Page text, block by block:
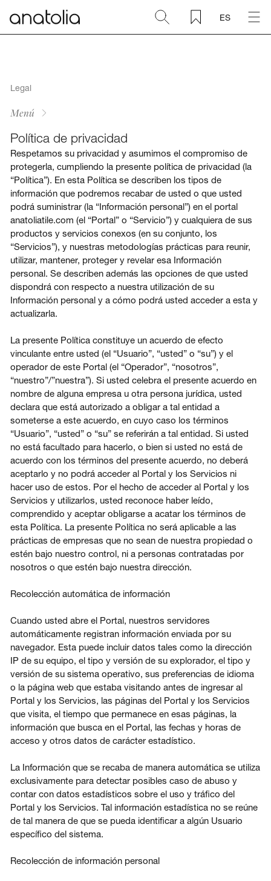
ES
Piedra natural
Mosaicos
Accesorios
Descubra
Revista
Acceso
Contáctenos
Suscribir
Política de privacidad
Respetamos su privacidad y asumimos el compromiso de
protegerla, cumpliendo la presente política de privacidad (la
“Política”). En esta Política se describen los tipos de
información que podremos recabar de usted o que usted
podrá suministrar (la “Información personal”) en el portal
anatoliatile.com (el “Portal” o “Servicio”) y cualquiera de sus
productos y servicios conexos (en su conjunto, los
“Servicios”), y nuestras metodologías prácticas para reunir,
utilizar, mantener, proteger y revelar esa Información
personal. Se describen además las opciones de que usted
dispondrá con respecto a nuestra utilización de su
Información personal y a cómo podrá usted acceder a esta y
actualizarla.
La presente Política constituye un acuerdo de efecto
vinculante entre usted (el “Usuario”, “usted” o “su”) y el
operador de este Portal (el “Operador”, “nosotros”,
“nuestro”/”nuestra”). Si usted celebra el presente acuerdo en
nombre de alguna empresa u otra persona jurídica, usted
declara que está autorizado a obligar a tal entidad a
someterse a este acuerdo, en cuyo caso los términos
“Usuario”, “usted” o “su” se referirán a tal entidad. Si usted
no está facultado para hacerlo, o bien si usted no está de
acuerdo con los términos del presente acuerdo, no deberá
aceptarlo y no podrá acceder al Portal y los Servicios ni
hacer uso de estos. Por el hecho de acceder al Portal y los
Servicios y utilizarlos, usted reconoce haber leído,
comprendido y aceptar obligarse a acatar los términos de
esta Política. La presente Política no será aplicable a las
prácticas de empresas que no sean de nuestra propiedad o
estén bajo nuestro control, ni a personas contratadas por
nosotros o que estén bajo nuestra dirección.
Recolección automática de información
Cuando usted abre el Portal, nuestros servidores
automáticamente registran información enviada por su
navegador. Esta puede incluir datos tales como la dirección
IP de su equipo, el tipo y versión de su explorador, el tipo y
versión de su sistema operativo, sus preferencias de idioma
o la página web que estaba visitando antes de ingresar al
Portal y los Servicios, las páginas del Portal y los Servicios
que visita, el tiempo que permanece en esas páginas, la
información que busca en el Portal, las fechas y horas de
acceso y otros datos de carácter estadístico.
La Información que se recaba de manera automática se utiliza
exclusivamente para detectar posibles caso de abuso y
contar con datos estadísticos sobre el uso y tráfico del
Portal y los Servicios. Tal información estadística no se reúne
de tal manera de que se pueda identificar a algún Usuario
específico del sistema.
Recolección de información personal
Legal
Menú